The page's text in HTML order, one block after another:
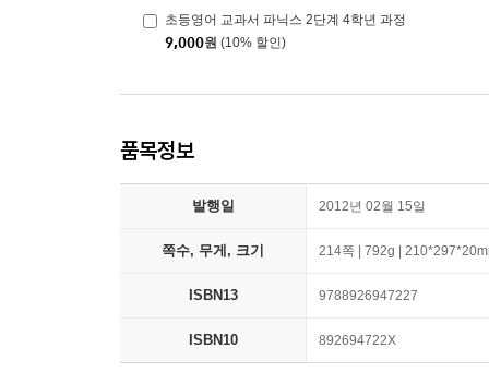
초등영어 교과서 파닉스 2단계 4학년 과정
9,000원 (10% 할인)
품목정보
발행일 2012년 02월 15일
쪽수, 무게, 크기 214쪽 | 792g |
ISBN13 9788926947227
ISBN10 892694722X